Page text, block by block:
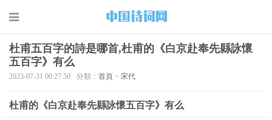
杜甫五百字的詩是哪首,杜甫的《白京赴奉先縣詠懷
五百字》有么
2023-07-31 00:27:50 分類： 首頁 > 宋代
杜甫的《白京赴奉先縣詠懷五百字》有么